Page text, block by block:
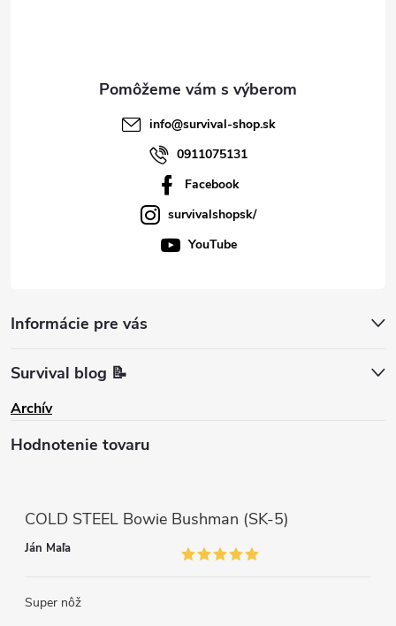
info@survival-shop.sk
0911075131
Facebook
survivalshopsk/
YouTube
Informácie pre vás
Survival blog 📝
Archív
Hodnotenie tovaru
COLD STEEL Bowie Bushman (SK-5)
Ján Maľa
Super nôž